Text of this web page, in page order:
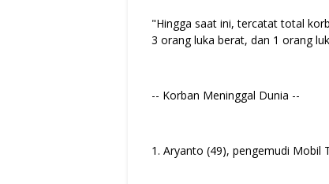
"Hingga saat ini, tercatat total
3 orang luka berat, dan 1 orang
-- Korban Meninggal Dunia --
1. Aryanto (49), pengemudi Mobil